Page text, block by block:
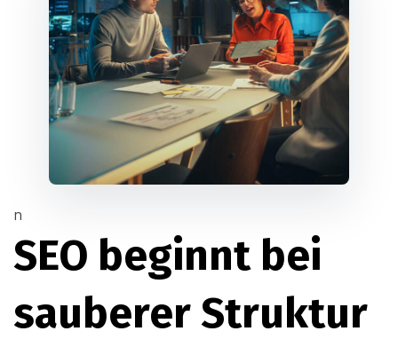
n
SEO beginnt bei
sauberer Struktur